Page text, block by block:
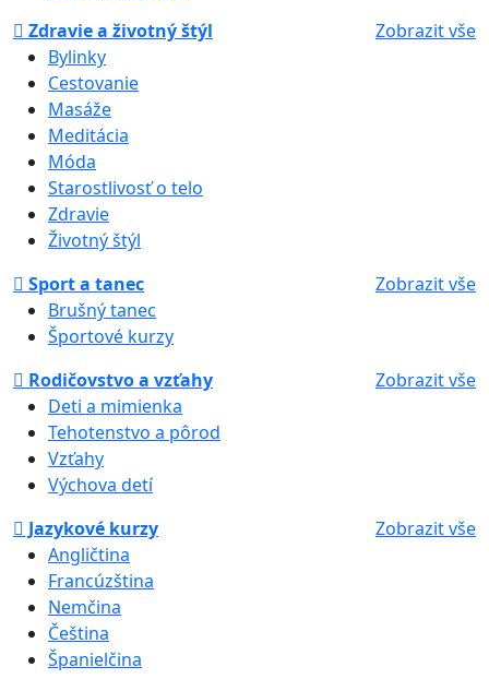
Zdravie a životný štýl
Zobrazit vše
Bylinky
Cestovanie
Masáže
Meditácia
Móda
Starostlivosť o telo
Zdravie
Životný štýl
Sport a tanec
Zobrazit vše
Brušný tanec
Športové kurzy
Rodičovstvo a vzťahy
Zobrazit vše
Deti a mimienka
Tehotenstvo a pôrod
Vzťahy
Výchova detí
Jazykové kurzy
Zobrazit vše
Angličtina
Francúzština
Nemčina
Čeština
Španielčina